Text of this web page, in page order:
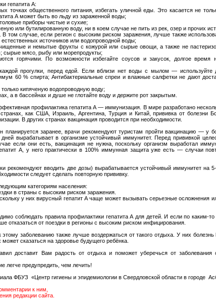
гепатита А:
точках общественного питания, избегать уличной еды. Это касается не
А может быть во льду из зараженной воды;
приборы чистые и сухие;
или бутилированную воду, ни в коем случае не пить из рек, озер и прочих
том случае, если регион с высоким риском заражения, лучше также
источников или водопроводной воды;
и немытые фрукты с кожурой или сырые овощи, а также не
сырые мясо, рыбу или морепродукты;
горячими. По возможности избегайте соусов и закусок, долгое время
прогулки, перед едой. Если вблизи нет воды с мылом — используйте
60 % спирта; Антибактериальные спреи и влажные салфетки не дают
только кипяченую водопроводную воду;
а в бассейнах и душе не глотайте воду и держите рот закрытым.
профилактика гепатита А — иммунизация. В мире разработано
как США, Израиль, Аргентина, Турция и Китай, прививка от болезни
В других странах вакцинация проводится при необходимости.
планируется заранее, врачи рекомендуют туристам пройти вакцинацию — у
вырабатывает в организме устойчивый иммунитет. Перед прививкой
если они есть, вакцинация не нужна, поскольку организм выработал
А, у него практически в 100% иммунная защита уже есть — случаи
рекомендуют вводить две дозы) вырабатывается устойчивый иммунитет на
следует сделать повторную прививку.
категориям населения:
в страны с высоким риском заражения.
у них вирусный гепатит А чаще может вызывать серьезные осложнения
соблюдать правила профилактики гепатита А для детей. И если по каким-
отказаться от поездки в регионы с высоким риском инфицирования.
заболеванию также лучше воздержаться от такого отдыха. У них болезнь
сказаться на здоровье будущего ребёнка.
доставит Вам радость от отдыха и поможет уберечься от заболевания
легче предупредить, чем лечить!
ФБУЗ «Центр гигиены и эпидемиологии в Свердловской области в городе
к ним,
редакции сайта.